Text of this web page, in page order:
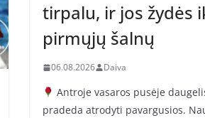
tirpalu, ir jos žydės
pirmųjų šalnų
06.08.2026 Daiva
Antroje vasaros pusėje
pradeda atrodyti pavargusios.